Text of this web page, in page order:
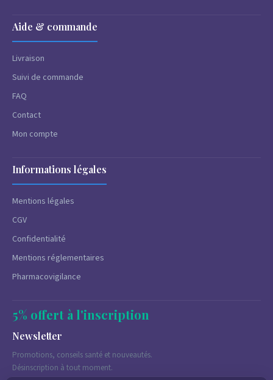
Aide & commande
Livraison
Suivi de commande
FAQ
Contact
Mon compte
Informations légales
Mentions légales
CGV
Confidentialité
Mentions réglementaires
Pharmacovigilance
5% offert à l'inscription
Newsletter
Promotions, conseils santé et nouveautés.
Désinscription à tout moment.